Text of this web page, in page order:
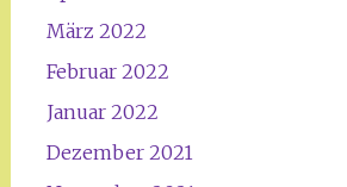
März 2022
Februar 2022
Januar 2022
Dezember 2021